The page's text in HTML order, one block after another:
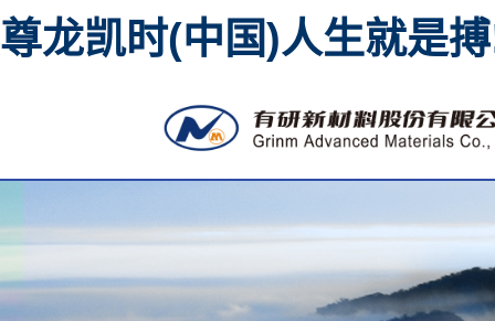
尊龙凯时(中国)人生就是